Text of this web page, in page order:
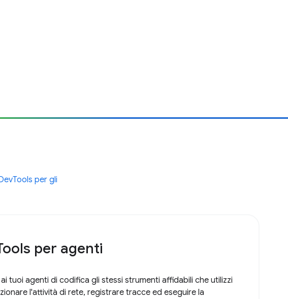
per gli
per agenti
tuoi agenti di codifica gli stessi strumenti affidabili che utilizzi
l'attività di rete, registrare tracce ed eseguire la